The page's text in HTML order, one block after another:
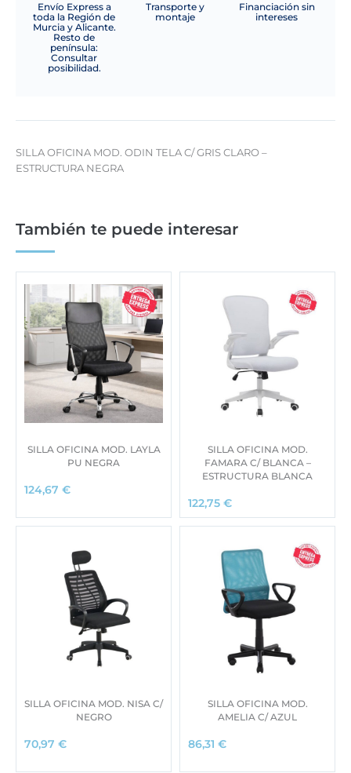
Envío Express a
toda la Región de
Murcia y Alicante.
Resto de
península:
Consultar
posibilidad.
Transporte y
montaje
Financiación sin
intereses
SILLA OFICINA MOD. ODIN TELA C/ GRIS CLARO –
ESTRUCTURA NEGRA
También te puede interesar
SILLA OFICINA MOD. LAYLA
PU NEGRA
124,67 €
SILLA OFICINA MOD.
FAMARA C/ BLANCA –
ESTRUCTURA BLANCA
122,75 €
SILLA OFICINA MOD. NISA C/
NEGRO
70,97 €
SILLA OFICINA MOD.
AMELIA C/ AZUL
86,31 €